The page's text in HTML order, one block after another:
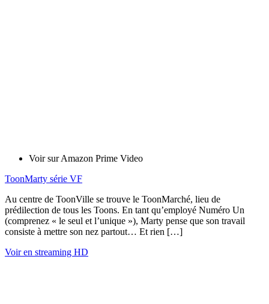
Voir sur Amazon Prime Video
ToonMarty série VF
Au centre de ToonVille se trouve le ToonMarché, lieu de
prédilection de tous les Toons. En tant qu’employé Numéro Un
(comprenez « le seul et l’unique »), Marty pense que son travail
consiste à mettre son nez partout… Et rien […]
Voir en streaming HD